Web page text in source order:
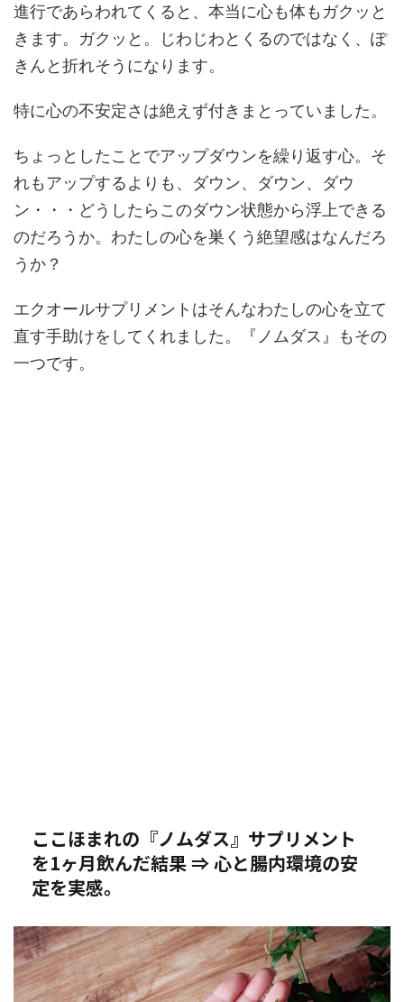
進行であらわれてくると、本当に心も体もガクッと
きます。ガクッと。じわじわとくるのではなく、ぽ
きんと折れそうになります。
特に心の不安定さは絶えず付きまとっていました。
ちょっとしたことでアップダウンを繰り返す心。そ
れもアップするよりも、ダウン、ダウン、ダウ
ン・・・どうしたらこのダウン状態から浮上できる
のだろうか。わたしの心を巣くう絶望感はなんだろ
うか？
エクオールサプリメントはそんなわたしの心を立て
直す手助けをしてくれました。『ノムダス』もその
一つです。
ここほまれの『ノムダス』サプリメント
を1ヶ月飲んだ結果 ⇒ 心と腸内環境の安
定を実感。